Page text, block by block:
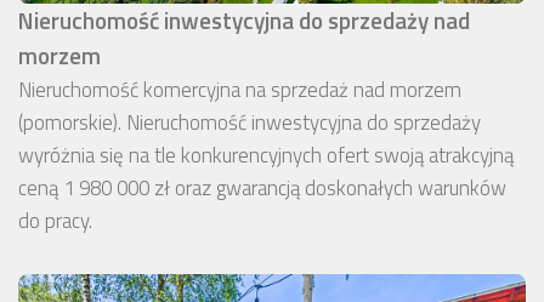
Nieruchomość inwestycyjna do sprzedaży nad
morzem
Nieruchomość komercyjna na sprzedaż nad morzem
(pomorskie). Nieruchomość inwestycyjna do sprzedaży
wyróżnia się na tle konkurencyjnych ofert swoją atrakcyjną
ceną 1 980 000 zł oraz gwarancją doskonałych warunków
do pracy.